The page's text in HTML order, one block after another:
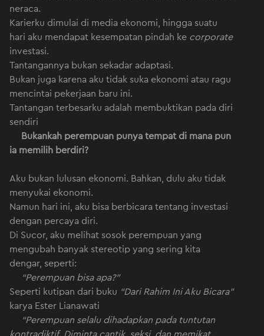
neraca.
Karierku dimulai di media ekonomi, hingga suatu
hari aku mendapat kesempatan pindah ke corporate
investasi.
Tantangannya bukan sekadar adaptasi.
Bukan juga karena aku tidak suka ekonomi atau ragu
mencintai pekerjaan baru ini.
Tantangan terbesarku adalah membuktikan pada diri
sendiri
Bukankah perempuan punya tempat di mana pun
ia memilih berdiri?
Aku bukan lulusan ekonomi. Bahkan, dulu aku tidak
menyukai ekonomi.
Namun hari ini, aku bisa berbicara tentang investasi
dengan percaya diri.
Di Sucor, aku melihat sosok perempuan yang
mengubah banyak stereotip yang sering kita
dengar, seperti:
“Perempuan bisa apa?”
Seperti kutipan dari buku “Dari Rahim Ini Aku Bicara”
karya Ester Lianawati
“Perempuan selalu dihadapkan pada tuntutan